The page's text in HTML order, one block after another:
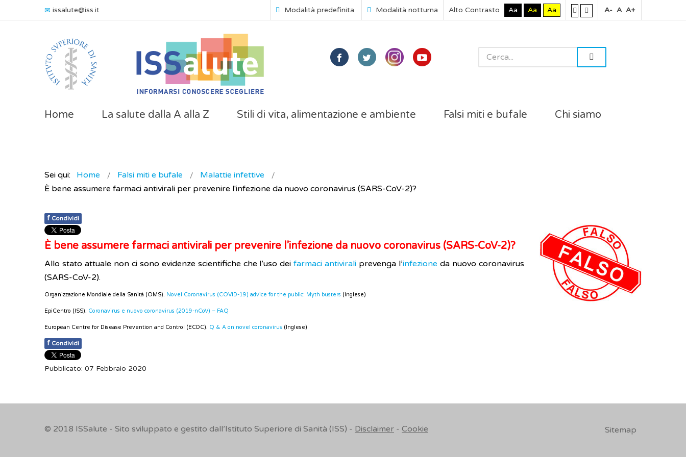
issalute@iss.it Modalità predefinita Modalità notturna Alto Contrasto Aa Aa Aa A- A A+
Home La salute dalla A alla Z Stili di vita, alimentazione e ambiente Falsi miti e bufale Chi siamo
Sei qui: Home Falsi miti e bufale
Malattie infettive
È bene assumere farmaci antivirali per prevenire l'infezione da nuovo coronavirus (SARS-CoV-2)?
f Condividi
È bene assumere farmaci antivirali per prevenire l’infezione da nuovo coronavirus (SARS-CoV-2)?
Allo stato attuale non ci sono evidenze scientifiche che l’uso deifarmaci antivirali prevenga l’infezione da nuovo coronavirus
(SARS-CoV-2).
Organizzazione Mondiale della Sanità (OMS). Novel Coronavirus (COVID-19) advice for the public: Myth busters (Inglese)
EpiCentro (ISS). Coronavirus e nuovo coronavirus (2019-nCoV) – FAQ
European Centre for Disease Prevention and Control (ECDC). Q & A on novel coronavirus (Inglese)
f Condividi
Pubblicato: 07 Febbraio 2020
© 2018 ISSalute - Sito sviluppato e gestito dall’Istituto Superiore di Sanità (ISS) - Disclaimer - Cookie Sitemap